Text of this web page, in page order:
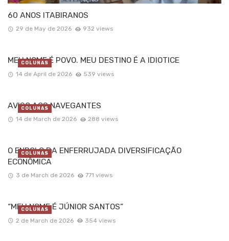
60 ANOS ITABIRANOS
29 de May de 2026 932 views
MEU NOME É POVO. MEU DESTINO É A IDIOTICE
14 de April de 2026 539 views
COLUNAS
AVISO AOS NAVEGANTES
14 de March de 2026 288 views
COLUNAS
O ENROLO DA ENFERRUJADA DIVERSIFICAÇÃO
ECONÔMICA
3 de March de 2026 771 views
COLUNAS
“MEU NOME É JÚNIOR SANTOS”
2 de March de 2026 354 views
COLUNAS